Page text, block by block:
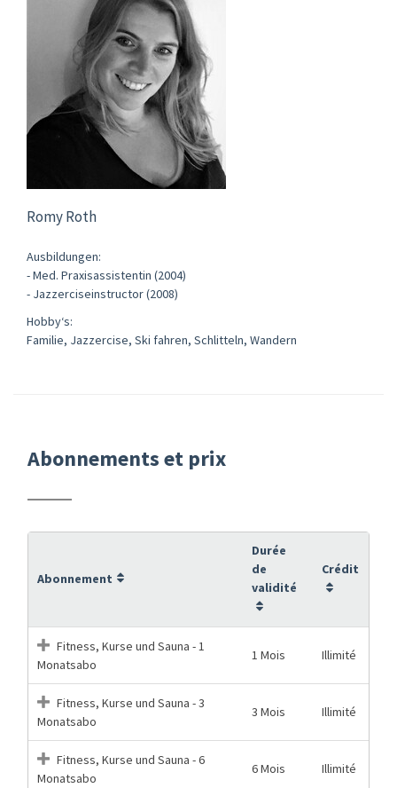
Romy Roth
Ausbildungen:
- Med. Praxisassistentin (2004)
- Jazzerciseinstructor (2008)
Hobby‘s:
Familie, Jazzercise, Ski fahren, Schlitteln, Wandern
Abonnements et prix
Abonnement
Durée
de
validité
Crédit
Fitness, Kurse und Sauna - 1
Monatsabo
1 Mois Illimité
Fitness, Kurse und Sauna - 3
Monatsabo
3 Mois Illimité
Fitness, Kurse und Sauna - 6
Monatsabo
6 Mois Illimité